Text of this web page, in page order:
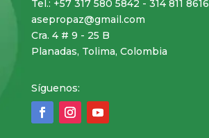
Tel.: +57 317 580 5842 - 314 811 8616
asepropaz@gmail.com
Cra. 4 # 9 - 25 B
Planadas, Tolima, Colombia
Síguenos: